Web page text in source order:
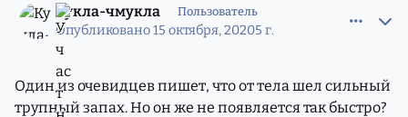
Кукла-чмукла Пользователь
Опубликовано15 октября, 20205 г.
Один из очевидцев пишет, что от тела шел сильный
трупный запах. Но он же не появляется так быстро?